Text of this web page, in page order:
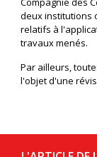
deux institutions
relatifs à
travaux menés.
Par ailleurs,
l'objet d'une